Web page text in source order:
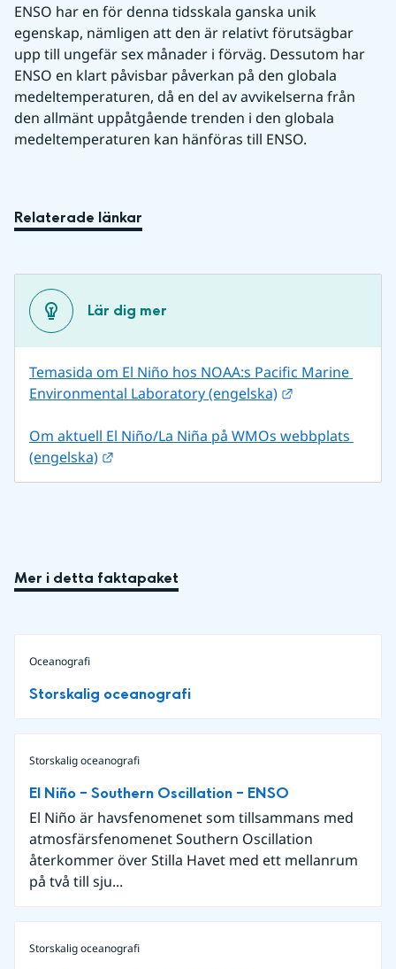
ENSO har en för denna tidsskala ganska unik
egenskap, nämligen att den är relativt förutsägbar
upp till ungefär sex månader i förväg. Dessutom har
ENSO en klart påvisbar påverkan på den globala
medeltemperaturen, då en del av avvikelserna från
den allmänt uppåtgående trenden i den globala
medeltemperaturen kan hänföras till ENSO.
Relaterade länkar
Lär dig mer
Temasida om El Niño hos NOAA:s Pacific Marine
Environmental Laboratory (engelska)
Om aktuell El Niño/La Niña på WMOs webbplats
(engelska)
Mer i detta faktapaket
Oceanografi
Storskalig oceanografi
Storskalig oceanografi
El Niño – Southern Oscillation – ENSO
El Niño är havsfenomenet som tillsammans med
atmosfärsfenomenet Southern Oscillation
återkommer över Stilla Havet med ett mellanrum
på två till sju...
Storskalig oceanografi